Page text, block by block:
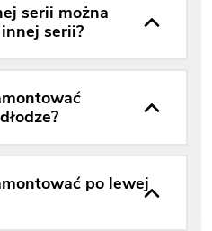
serii można
serii?
po lewej